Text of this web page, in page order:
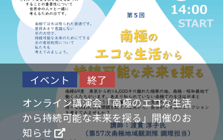
イベント
終了
オンライン講演会「南極のエコな生活
から持続可能な未来を探る」開催のお
知らせ